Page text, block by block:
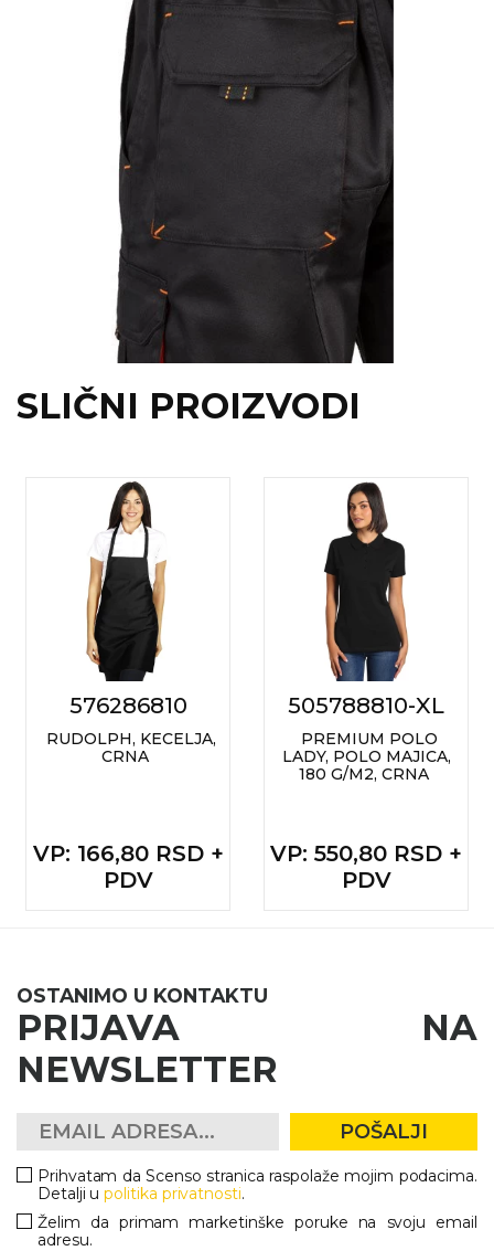
SLIČNI PROIZVODI
576286810
RUDOLPH, KECELJA,
CRNA
VP: 166,80 RSD +
PDV
505788810-XL
PREMIUM POLO
LADY, POLO MAJICA,
180 G/M2, CRNA
VP: 550,80 RSD +
PDV
OSTANIMO U KONTAKTU
PRIJAVA NA
NEWSLETTER
POŠALJI
Prihvatam da Scenso stranica raspolaže mojim podacima.
Detalji upolitika privatnosti.
Želim da primam marketinške poruke na svoju email
adresu.